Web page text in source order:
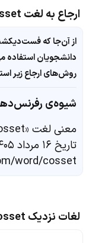
ارجاع به لغت cosset
از آن‌جا که
دانشجویان استفاده
روش‌های ارجاع زیر
شیوه‌ی
معنی لغت «cosset» در
word/cosset
لغات نزدیک cosset